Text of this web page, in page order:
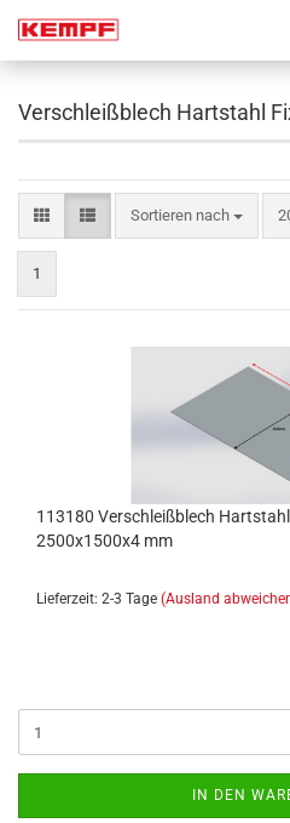
Verschleißblech Hartstahl
Sortieren nach
Sortieren nach
1
113180 Verschleißblech
2500x1500x4 mm
Lieferzeit: 2-3 Tage (Ausland
IN DEN